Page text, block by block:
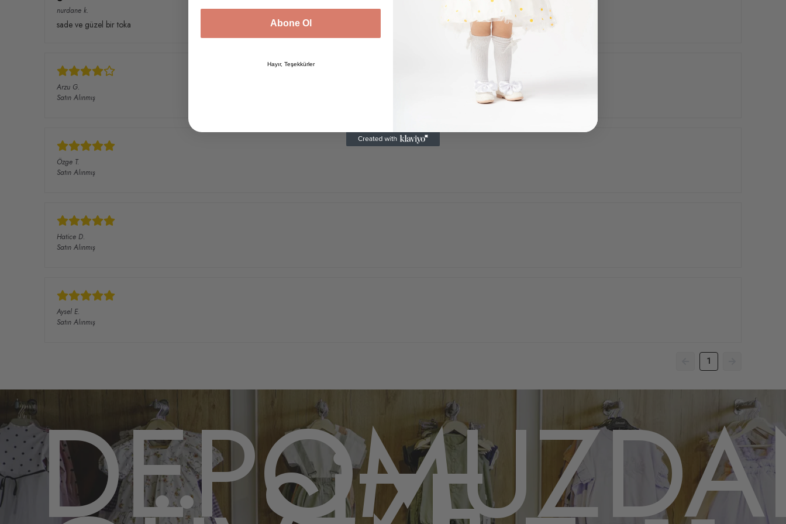
nurdane k.
sade ve güzel bir toka
Arzu G.
Satın Alınmış
Özge T.
Satın Alınmış
Hatice D.
Satın Alınmış
Aysel E.
Satın Alınmış
1
Abone Ol
Hayır, Teşekkürler